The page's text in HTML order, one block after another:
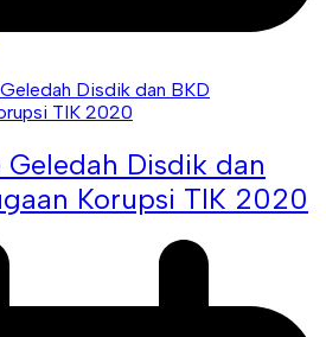
Geledah Disdik dan
Korupsi TIK 2020